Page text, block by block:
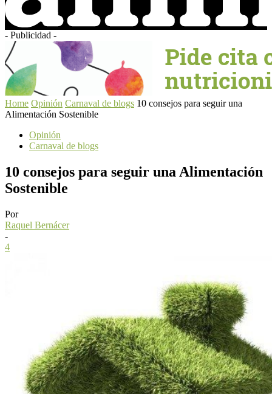
- Publicidad -
Home Opinión Carnaval de blogs 10 consejos para seguir una
Alimentación Sostenible
Opinión
Carnaval de blogs
10 consejos para seguir una Alimentación
Sostenible
Por
Raquel Bernácer
-
4